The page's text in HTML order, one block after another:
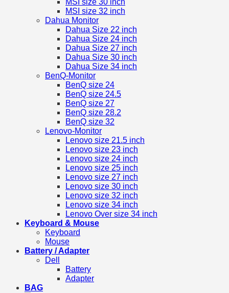
MSI size 30 inch
MSI size 32 inch
Dahua Monitor
Dahua Size 22 inch
Dahua Size 24 inch
Dahua Size 27 inch
Dahua Size 30 inch
Dahua Size 34 inch
BenQ-Monitor
BenQ size 24
BenQ size 24.5
BenQ size 27
BenQ size 28.2
BenQ size 32
Lenovo-Monitor
Lenovo size 21.5 inch
Lenovo size 23 inch
Lenovo size 24 inch
Lenovo size 25 inch
Lenovo size 27 inch
Lenovo size 30 inch
Lenovo size 32 inch
Lenovo size 34 inch
Lenovo Over size 34 inch
Keyboard & Mouse
Keyboard
Mouse
Battery / Adapter
Dell
Battery
Adapter
BAG